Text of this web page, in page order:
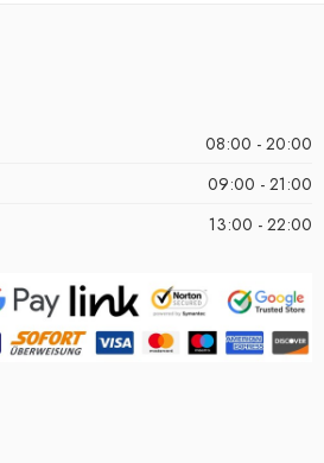
08:00 - 20:00
09:00 - 21:00
13:00 - 22:00